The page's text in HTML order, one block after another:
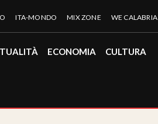
ITA-MONDO MIX ZONE WE CALABRIA
ECONOMIA CULTURA